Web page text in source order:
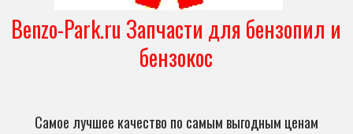
Benzo-Park.ru Запчасти для бензопил и
бензокос
Самое лучшее качество по самым выгодным ценам